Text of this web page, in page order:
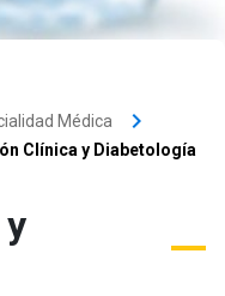
Médica keyboard_arrow_right
Clínica y Diabetología